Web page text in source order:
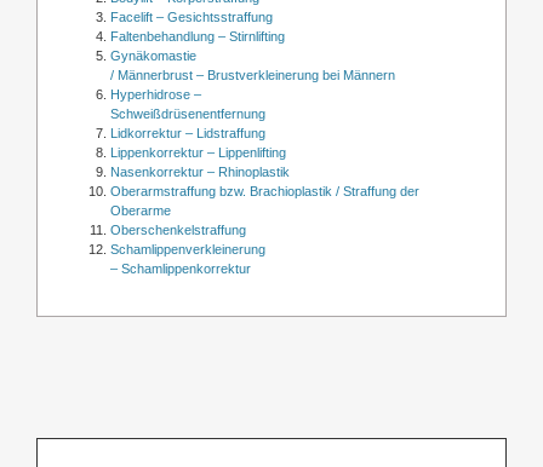
Facelift – Gesichtsstraffung
Faltenbehandlung – Stirnlifting
Gynäkomastie
/ Männerbrust – Brustverkleinerung bei Männern
Hyperhidrose –
Schweißdrüsenentfernung
Lidkorrektur – Lidstraffung
Lippenkorrektur – Lippenlifting
Nasenkorrektur – Rhinoplastik
Oberarmstraffung bzw. Brachioplastik / Straffung der
Oberarme
Oberschenkelstraffung
Schamlippenverkleinerung
– Schamlippenkorrektur